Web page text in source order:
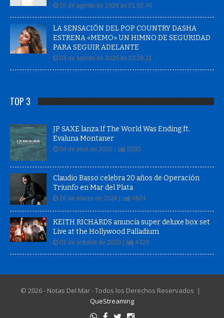
05 de agosto de 2026 às 01:02:40
LA SENSACIÓN DEL POP COUNTRY DASHA
ESTRENA «MEMO» UN HIMNO DE SEGURIDAD
PARA SEGUIR ADELANTE
03 de agosto de 2026 às 23:26:11
TOP 3
JP SAXE lanza If The World Was Ending ft.
Evaluna Montaner
08 de abril de 2020 | 5593
Claudio Basso celebra 20 años de Operación
Triunfo en Mar del Plata
26 de marzo de 2024 | 4624
KEITH RICHARDS anuncia super deluxe box set
Live at the Hollywood Palladium
02 de octubre de 2020 | 4320
© 2026 - Notas Del Mar - Todos los Derechos Reservados |
QueStreaming